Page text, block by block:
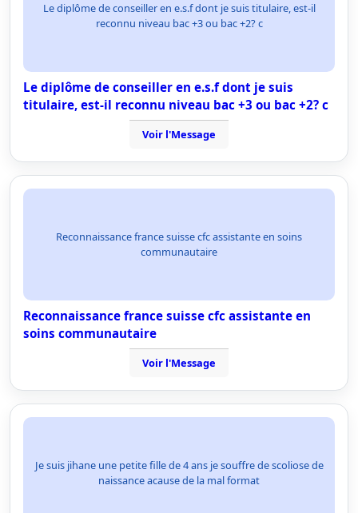
Le diplôme de conseiller en e.s.f dont je suis titulaire, est-il
reconnu niveau bac +3 ou bac +2? c
Le diplôme de conseiller en e.s.f dont je suis
titulaire, est-il reconnu niveau bac +3 ou bac +2? c
Voir l'Message
Reconnaissance france suisse cfc assistante en soins
communautaire
Reconnaissance france suisse cfc assistante en
soins communautaire
Voir l'Message
Je suis jihane une petite fille de 4 ans je souffre de scoliose de
naissance acause de la mal format